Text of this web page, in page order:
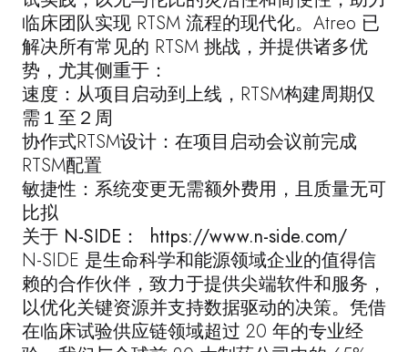
临床团队实现 RTSM 流程的现代化。Atreo 已
解决所有常见的 RTSM 挑战，并提供诸多优
势，尤其侧重于：
速度：从项目启动到上线，RTSM构建周期仅
需１至２周
协作式RTSM设计：在项目启动会议前完成
RTSM配置
敏捷性：系统变更无需额外费用，且质量无可
比拟
关于 N-SIDE： https://www.n-side.com/
N-SIDE 是生命科学和能源领域企业的值得信
赖的合作伙伴，致力于提供尖端软件和服务，
以优化关键资源并支持数据驱动的决策。凭借
在临床试验供应链领域超过 20 年的专业经